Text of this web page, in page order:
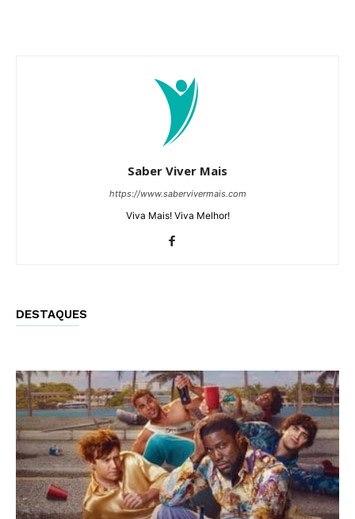
Saber Viver Mais
https://www.sabervivermais.com
Viva Mais! Viva Melhor!
DESTAQUES